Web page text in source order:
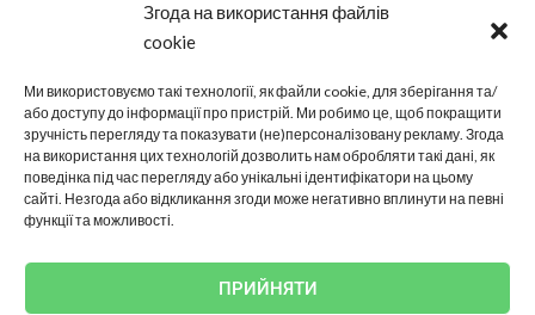
Згода на використання файлів
cookie
Ми використовуємо такі технології, як файли cookie, для зберігання та/
або доступу до інформації про пристрій. Ми робимо це, щоб покращити
зручність перегляду та показувати (не)персоналізовану рекламу. Згода
на використання цих технологій дозволить нам обробляти такі дані, як
поведінка під час перегляду або унікальні ідентифікатори на цьому
сайті. Незгода або відкликання згоди може негативно вплинути на певні
функції та можливості.
ПРИЙНЯТИ